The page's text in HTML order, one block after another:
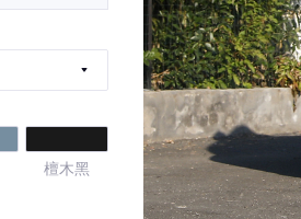
檀木黑